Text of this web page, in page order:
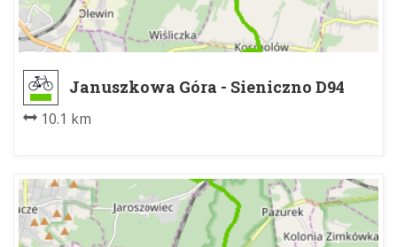
Januszkowa Góra - Sieniczno D94
10.1 km